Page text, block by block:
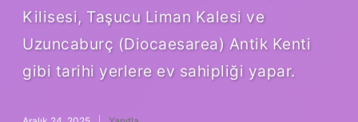
Kilisesi, Taşucu Liman Kalesi ve
Uzuncaburç (Diocaesarea) Antik Kenti
gibi tarihi yerlere ev sahipliği yapar.